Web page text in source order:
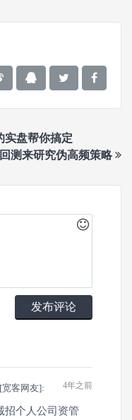
实盘帮你搞定
测来研究伪高频策略
发布评论
4年之前
[宽客网友]:
3 0
招个人公司资管